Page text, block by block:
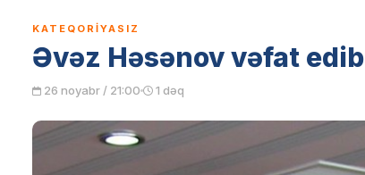
KATEQORIYASIZ
Əvəz Həsənov vəfat edib
26 noyabr / 21:00 1 dəq